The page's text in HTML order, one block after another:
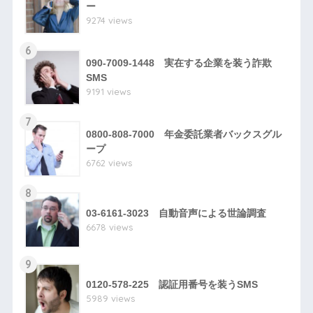
ー
9274 views
6
090-7009-1448 実在する企業を装う詐欺
SMS
9191 views
7
0800-808-7000 年金委託業者バックスグル
ープ
6762 views
8
03-6161-3023 自動音声による世論調査
6678 views
9
0120-578-225 認証用番号を装うSMS
5989 views